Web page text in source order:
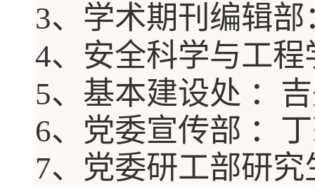
3、学术期刊编辑部
4、安全科学与工程
5、基本建设处 ：
6、党委宣传部 ：
7、党委研工部研究